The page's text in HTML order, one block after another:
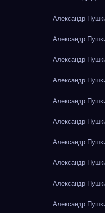
Александр
Александр
Александр
Александр
Александр
Александр
Александр
Александр
Александр
Александр